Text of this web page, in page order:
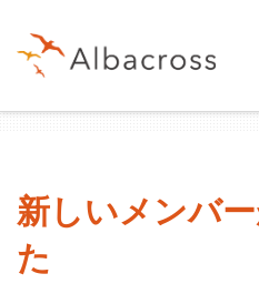
新しいメンバ
た